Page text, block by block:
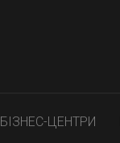
БІЗНЕС-ЦЕНТРИ